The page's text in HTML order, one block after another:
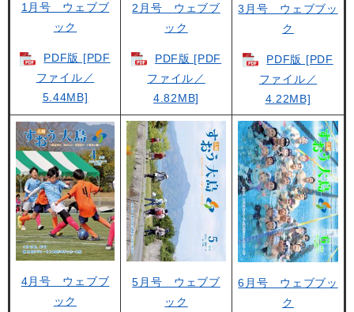
1月号 ウェブブ
ック
PDF版 [PDF
ファイル／
5.44MB]
2月号 ウェブブ
ック
PDF版 [PDF
ファイル／
4.82MB]
3月号 ウェブブッ
ク
PDF版 [PDF
ファイル／
4.22MB]
4月号 ウェブブ
ック
5月号 ウェブブ
ック
6月号 ウェブブッ
ク